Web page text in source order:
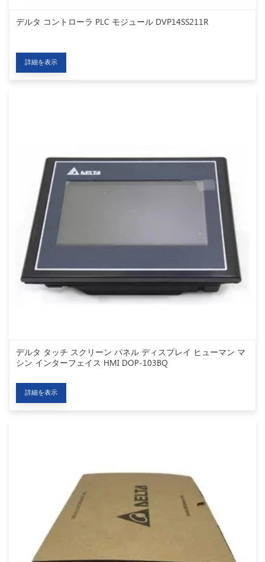
デルタ コントローラ PLC モジュール DVP14SS211R
詳細を表示
デルタ タッチ スクリーン パネル ディスプレイ ヒューマン マ
シン インターフェイス HMI DOP-103BQ
詳細を表示